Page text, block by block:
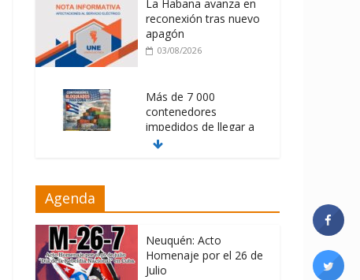
La Habana avanza en
reconexión tras nuevo
apagón
03/08/2026
Más de 7 000
contenedores
impedidos de llegar a
Cuba
memorándum con
04/08/2026
Agenda
Neuquén: Acto
Homenaje por el 26 de
Julio